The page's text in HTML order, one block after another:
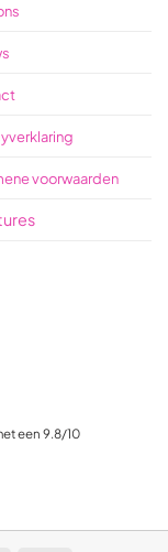
voorwaarden
een 9.8/10